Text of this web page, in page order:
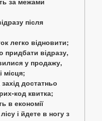
після
легко відновити;
придбати відразу,
у продажу,
місця;
достатньо
код квитка;
в економії
і йдете в ногу з